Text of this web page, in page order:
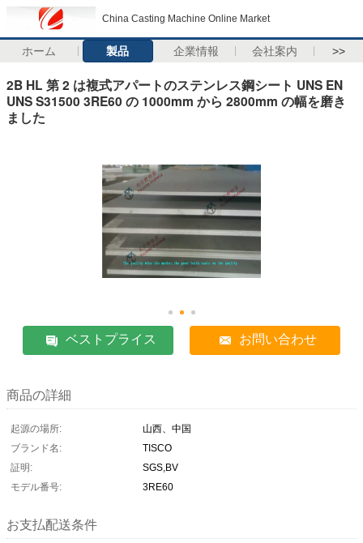
China Casting Machine Online Market
ホーム 製品 企業情報 会社案内 >>
2B HL 第 2 は複式アパートのステンレス鋼シート UNS EN
UNS S31500 3RE60 の 1000mm から 2800mm の幅を磨き
ました
ベストプライス お問い合わせ
商品の詳細
起源の場所:
山西、中国
ブランド名:
TISCO
証明:
SGS,BV
モデル番号:
3RE60
お支払配送条件